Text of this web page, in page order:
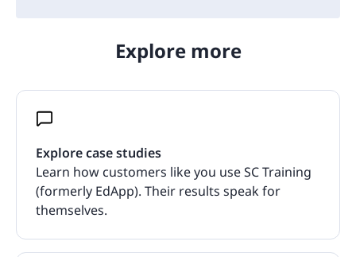
Explore more
Explore case studies
Learn how customers like you use SC Training
(formerly EdApp). Their results speak for
themselves.